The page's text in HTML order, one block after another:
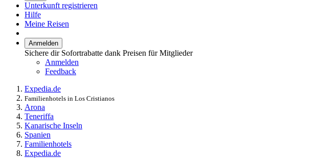
Unterkunft registrieren
Hilfe
Meine Reisen
Anmelden
Sichere dir Sofortrabatte dank Preisen für Mitglieder
Anmelden
Feedback
Expedia.de
Familienhotels in Los Cristianos
Arona
Teneriffa
Kanarische Inseln
Spanien
Familienhotels
Expedia.de